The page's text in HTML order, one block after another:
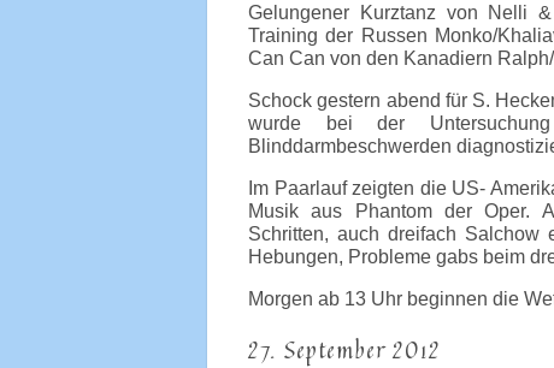
Gelungener Kurztanz von Nelli
Training der Russen Monko/
Can Can von den Kanadiern
Schock gestern abend für S.
wurde bei der
Blinddarmbeschwerden
Im Paarlauf zeigten die US-
Musik aus Phantom der Oper.
Schritten, auch dreifach
Hebungen, Probleme gabs beim
Morgen ab 13 Uhr beginnen die
27. September 2012